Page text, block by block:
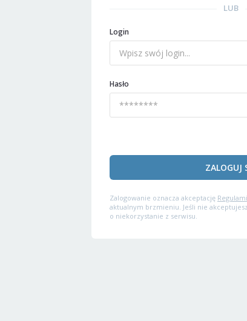
LUB
Login
Hasło
ZALOGUJ
Zalogowanie oznacza akceptację
aktualnym brzmieniu. Jeśli nie
o niekorzystanie z serwisu.